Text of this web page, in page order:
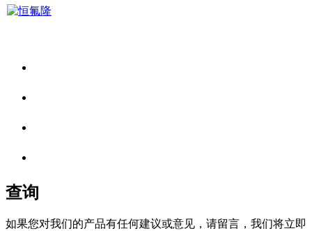
查询
如果您对我们的产品有任何建议或意见，请留言，我们将立即